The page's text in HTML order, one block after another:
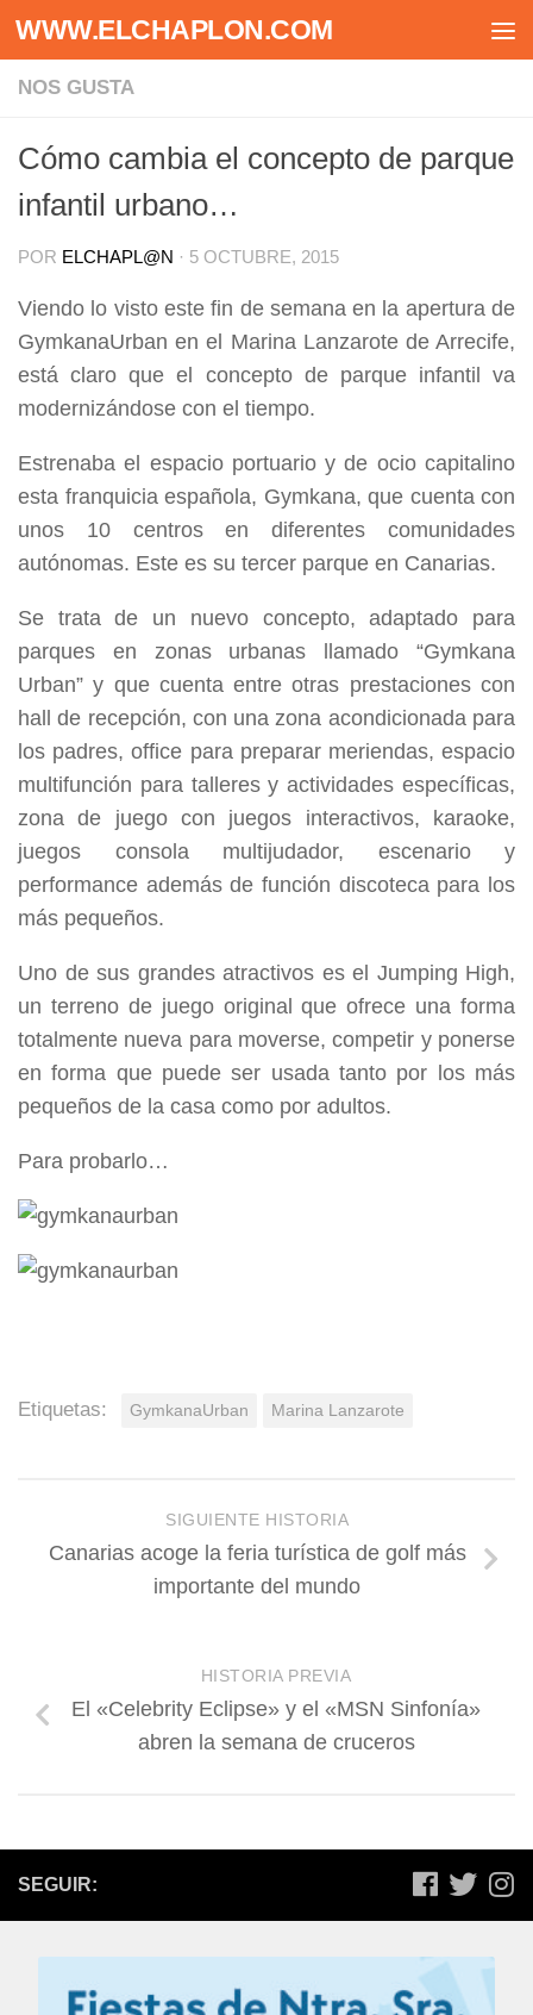
Saltar al contenido
WWW.ELCHAPLON.COM
NOS GUSTA
Cómo cambia el concepto de parque
infantil urbano…
POR ELCHAPL@N · 5 OCTUBRE, 2015
Viendo lo visto este fin de semana en la apertura de
GymkanaUrban en el Marina Lanzarote de Arrecife,
está claro que el concepto de parque infantil va
modernizándose con el tiempo.
Estrenaba el espacio portuario y de ocio capitalino
esta franquicia española, Gymkana, que cuenta con
unos 10 centros en diferentes comunidades
autónomas. Este es su tercer parque en Canarias.
Se trata de un nuevo concepto, adaptado para
parques en zonas urbanas llamado “Gymkana
Urban” y que cuenta entre otras prestaciones con
hall de recepción, con una zona acondicionada para
los padres, office para preparar meriendas, espacio
multifunción para talleres y actividades específicas,
zona de juego con juegos interactivos, karaoke,
juegos consola multijudador, escenario y
performance además de función discoteca para los
más pequeños.
Uno de sus grandes atractivos es el Jumping High,
un terreno de juego original que ofrece una forma
totalmente nueva para moverse, competir y ponerse
en forma que puede ser usada tanto por los más
pequeños de la casa como por adultos.
Para probarlo…
Etiquetas: GymkanaUrban Marina Lanzarote
SIGUIENTE HISTORIA
Canarias acoge la feria turística de golf más
importante del mundo
HISTORIA PREVIA
El «Celebrity Eclipse» y el «MSN Sinfonía»
abren la semana de cruceros
SEGUIR: